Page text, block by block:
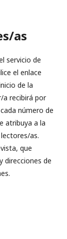
as
servicio de
el enlace
de la
a recibirá por
número de
atribuya a la
as.
que
direcciones de